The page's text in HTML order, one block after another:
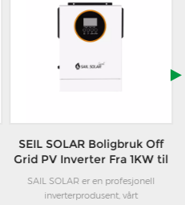
SEIL SOLAR Boligbruk Off
Grid PV Inverter Fra 1KW til
SAIL SOLAR er en profesjonell
inverterprodusent, vårt